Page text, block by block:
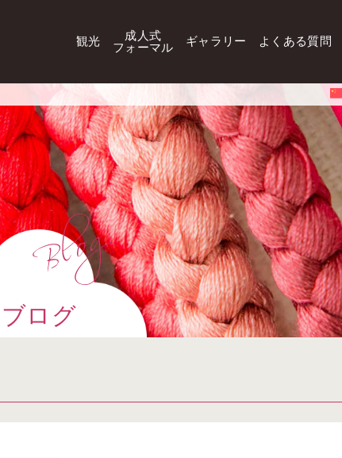
観光
成人式
フォーマル
ギャラリー よくある質問
ブログ